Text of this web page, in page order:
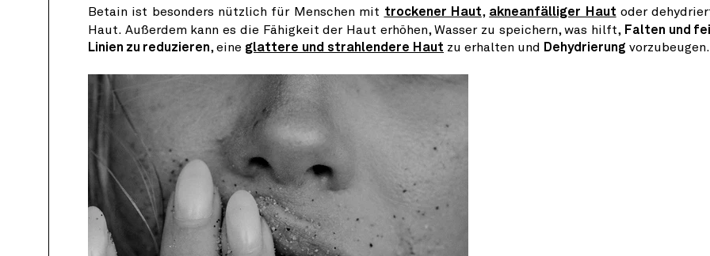
Betain ist besonders nützlich für Menschen mit trockener Haut, akneanfälliger Haut oder
Haut. Außerdem kann es die Fähigkeit der Haut erhöhen, Wasser zu speichern, was hilft, Falten und
Linien zu reduzieren, eine glattere und strahlendere Haut zu erhalten und Dehydrierung vorzubeugen.